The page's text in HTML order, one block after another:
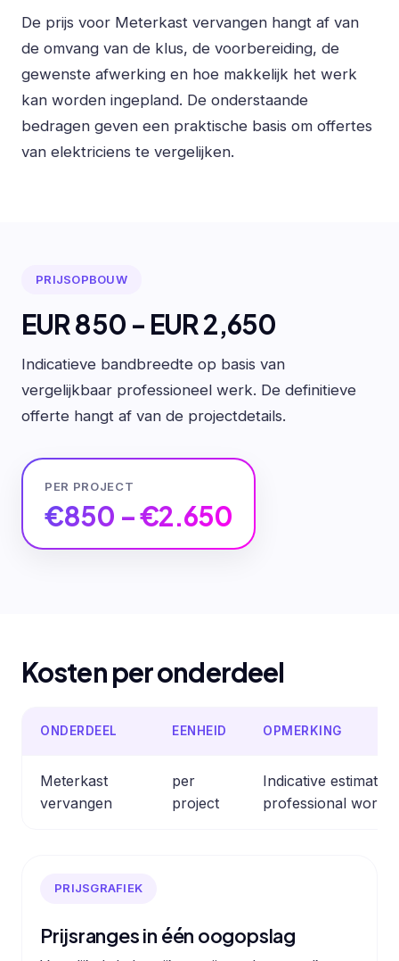
De prijs voor Meterkast vervangen hangt af van
de omvang van de klus, de voorbereiding, de
gewenste afwerking en hoe makkelijk het werk
kan worden ingepland. De onderstaande
bedragen geven een praktische basis om offertes
van elektriciens te vergelijken.
PRIJSOPBOUW
EUR 850 - EUR 2,650
Indicatieve bandbreedte op basis van
vergelijkbaar professioneel werk. De definitieve
offerte hangt af van de projectdetails.
PER PROJECT
€850 – €2.650
Kosten per onderdeel
ONDERDEEL EENHEID OPMERKING
Meterkast
vervangen
per
project
Indicative estimate
professional work.
PRIJSGRAFIEK
Prijsranges in één oogopslag